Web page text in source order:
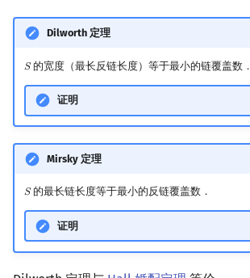
Dilworth 定理
𝑆
S的宽度（最长反链长度）等于最小的链覆盖数．
证明
Mirsky 定理
𝑆
S的最长链长度等于最小的反链覆盖数．
证明